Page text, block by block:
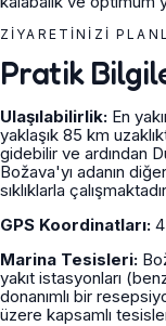
ZIYARETINIZI
Pratik
Ulaşılabilirlik: En
yaklaşık 85 km
gidebilir ve ardından
Božava'yı adanın
sıklıklarla
GPS Koordinatları:
Marina Tesisleri:
yakıt istasyonları
donanımlı bir
üzere kapsamlı